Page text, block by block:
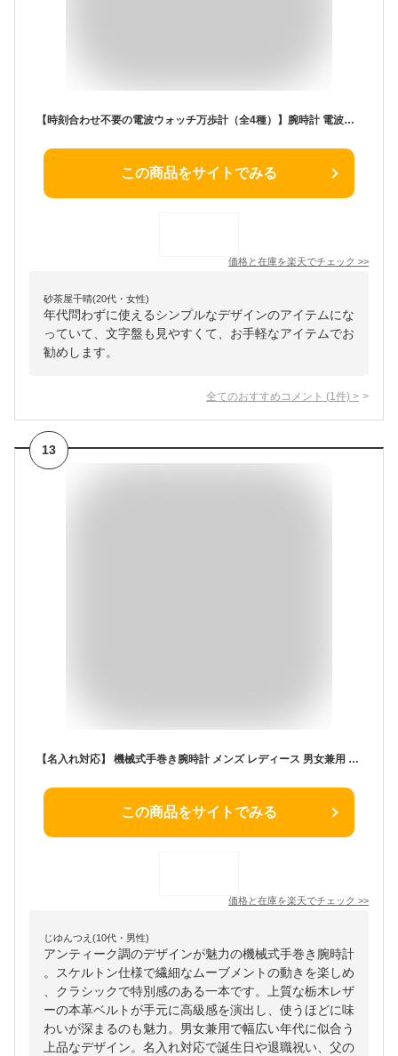
【時刻合わせ不要の電波ウォッチ万歩計（全4種）】腕時計 電波時計 歩数計 メンズ 紳士 シニア レディース 婦人 ミセス シニア 黒 白 ブラック ホワイト 40代 50代 60代 70代 80代 父の日 お父さん 母の日 お母さん 敬老 プレゼント 贈り物 p24323
この商品をサイトでみる
価格と在庫を楽天でチェック >>
砂茶屋千晴(20代・女性)
年代問わずに使えるシンプルなデザインのアイテムにな
っていて、文字盤も見やすくて、お手軽なアイテムでお
勧めします。
全てのおすすめコメント (1 件) >
13
【名入れ対応】 機械式手巻き腕時計 メンズ レディース 男女兼用 アンティーク調 栃木レザーベルト 本革ベルト スケルトン 真鍮 ヴィンテージ レトロ アラビア数字 30代 40代 50代 60代 退職祝い 誕生日 日本製 父の日 母の日 プレゼント ギフト 送料無料 vie
この商品をサイトでみる
価格と在庫を楽天でチェック >>
じゆんつえ(10代・男性)
アンティーク調のデザインが魅力の機械式手巻き腕時計
。スケルトン仕様で繊細なムーブメントの動きを楽しめ
、クラシックで特別感のある一本です。上質な栃木レザ
ーの本革ベルトが手元に高級感を演出し、使うほどに味
わいが深まるのも魅力。男女兼用で幅広い年代に似合う
上品なデザイン。名入れ対応で誕生日や退職祝い、父の